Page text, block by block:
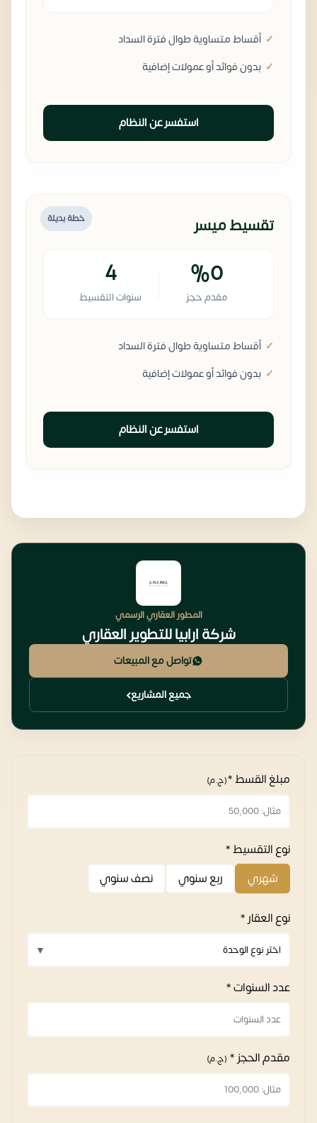
أقساط متساوية طوال فترة السداد
بدون فوائد أو عمولات إضافية
استفسر عن النظام
خطة بديلة تقسيط ميسر
%0
مقدم حجز
4
سنوات التقسيط
أقساط متساوية طوال فترة السداد
بدون فوائد أو عمولات إضافية
استفسر عن النظام
المطور العقاري الرسمي
شركة ارابيا للتطوير العقاري
تواصل مع المبيعات
جميع المشاريع
مبلغ القسط *(ج.م)
نوع التقسيط *
شهري
ربع سنوي نصف سنوي
نوع العقار *
عدد السنوات *
مقدم الحجز * (ج.م)